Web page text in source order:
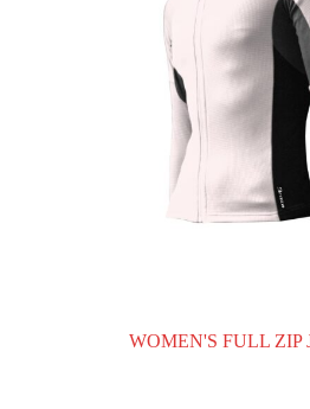
WOMEN'S FULL ZIP